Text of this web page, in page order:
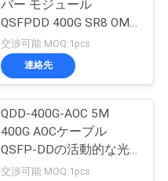
バー モジュール
QSFPDD 400G SR8 OM3
70M OM4 100M
交渉可能 MOQ:1pcs
連絡先
QDD-400G-AOC 5M
400G AOCケーブル
QSFP-DDの活動的な光
ケーブルCustomizted
交渉可能 MOQ:1pcs